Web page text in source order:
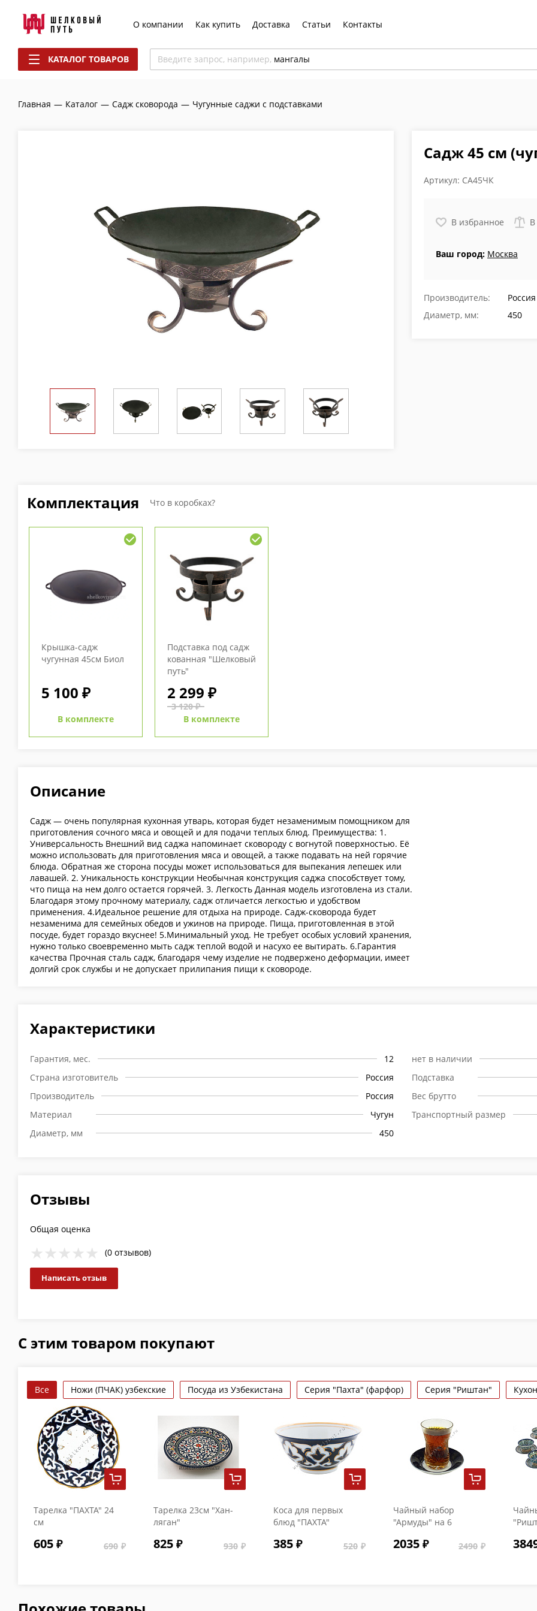
О компании Как купить Доставка Статьи Контакты
КАТАЛОГ ТОВАРОВ Введите запрос, например, мангалы
Главная — Каталог — Садж сковорода — Чугунные саджи с подставками
Садж 45 см
Артикул: СА45ЧК
В избранное
Ваш город: Москва
Производитель:
Россия
Диаметр, мм:
450
Комплектация Что в коробках?
Крышка-садж
чугунная 45см Биол
5 100 ₽
В комплекте
Подставка под садж
кованная "Шелковый
путь"
2 299 ₽
3 120 ₽
В комплекте
Описание
Садж — очень популярная кухонная утварь, которая будет незаменимым помощником для
приготовления сочного мяса и овощей и для подачи теплых блюд. Преимущества: 1.
Универсальность Внешний вид саджа напоминает сковороду с вогнутой поверхностью. Её
можно использовать для приготовления мяса и овощей, а также подавать на ней горячие
блюда. Обратная же сторона посуды может использоваться для выпекания лепешек или
лавашей. 2. Уникальность конструкции Необычная конструкция саджа способствует тому,
что пища на нем долго остается горячей. 3. Легкость Данная модель изготовлена из стали.
Благодаря этому прочному материалу, садж отличается легкостью и удобством
применения. 4.Идеальное решение для отдыха на природе. Садж-сковорода будет
незаменима для семейных обедов и ужинов на природе. Пища, приготовленная в этой
посуде, будет гораздо вкуснее! 5.Минимальный уход. Не требует особых условий хранения,
нужно только своевременно мыть садж теплой водой и насухо ее вытирать. 6.Гарантия
качества Прочная сталь садж, благодаря чему изделие не подвержено деформации, имеет
долгий срок службы и не допускает прилипания пищи к сковороде.
Характеристики
Гарантия, мес.
12
Страна изготовитель
Россия
Производитель
Россия
Материал
Чугун
Диаметр, мм
450
нет в наличии
Подставка
Вес брутто
Транспортный размер
Отзывы
Общая оценка
(0 отзывов)
Написать отзыв
С этим товаром покупают
Все Ножи (ПЧАК) узбекские Посуда из Узбекистана Серия "Пахта" (фарфор) Серия "Риштан"
Тарелка "ПАХТА" 24
см
605 690
Тарелка 23см "Хан-
ляган"
825 930
Коса для первых
блюд "ПАХТА"
385 520
Чайный набор
"Армуды" на 6
2035 2490